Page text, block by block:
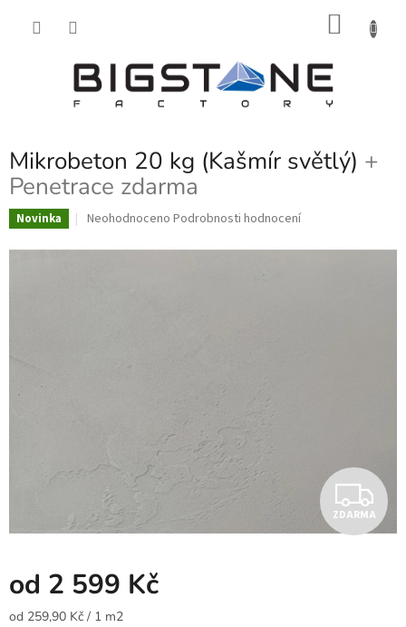
Mikrobeton 20 kg (Kašmír světlý) +
Penetrace zdarma
Novinka
Průměrné
produktu
Neohodnoceno Podrobnosti hodnocení
Z
D
ZDARMA
od 2 599 Kč
Měrná
od 259,90 Kč / 1 m2